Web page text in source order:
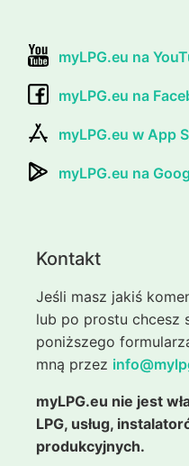
myLPG.eu na
myLPG.eu na
myLPG.eu w App
myLPG.eu na
Kontakt
Jeśli masz jakiś
lub po prostu chcesz
poniższego
mną przez
myLPG.eu nie jest
LPG, usług,
produkcyjnych.